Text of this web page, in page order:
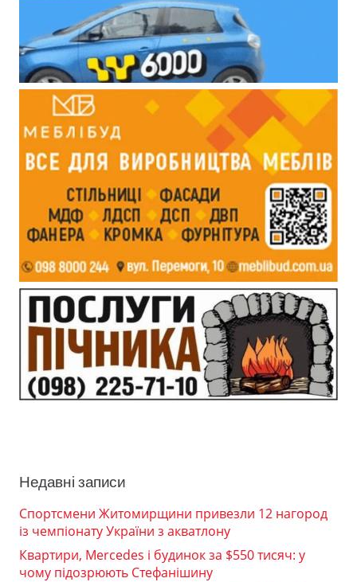
Недавні записи
Спортсмени Житомирщини привезли 12 нагород
із чемпіонату України з акватлону
Квартири, Mercedes і будинок за $550 тисяч: у
чому підозрюють Стефанішину